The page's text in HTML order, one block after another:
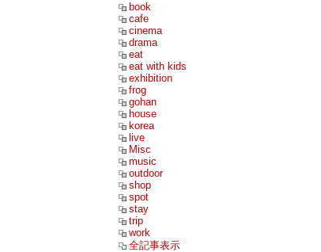
book
cafe
cinema
drama
eat
eat with kids
exhibition
frog
gohan
house
korea
live
Misc
music
outdoor
shop
spot
stay
trip
work
全記事表示